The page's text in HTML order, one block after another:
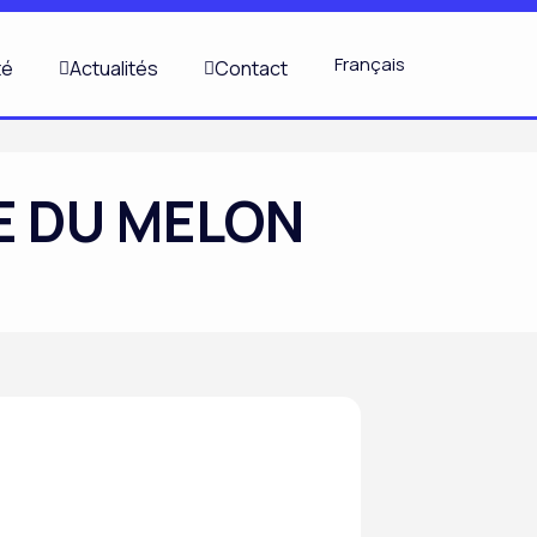
Actualités Contact Français
DU MELON